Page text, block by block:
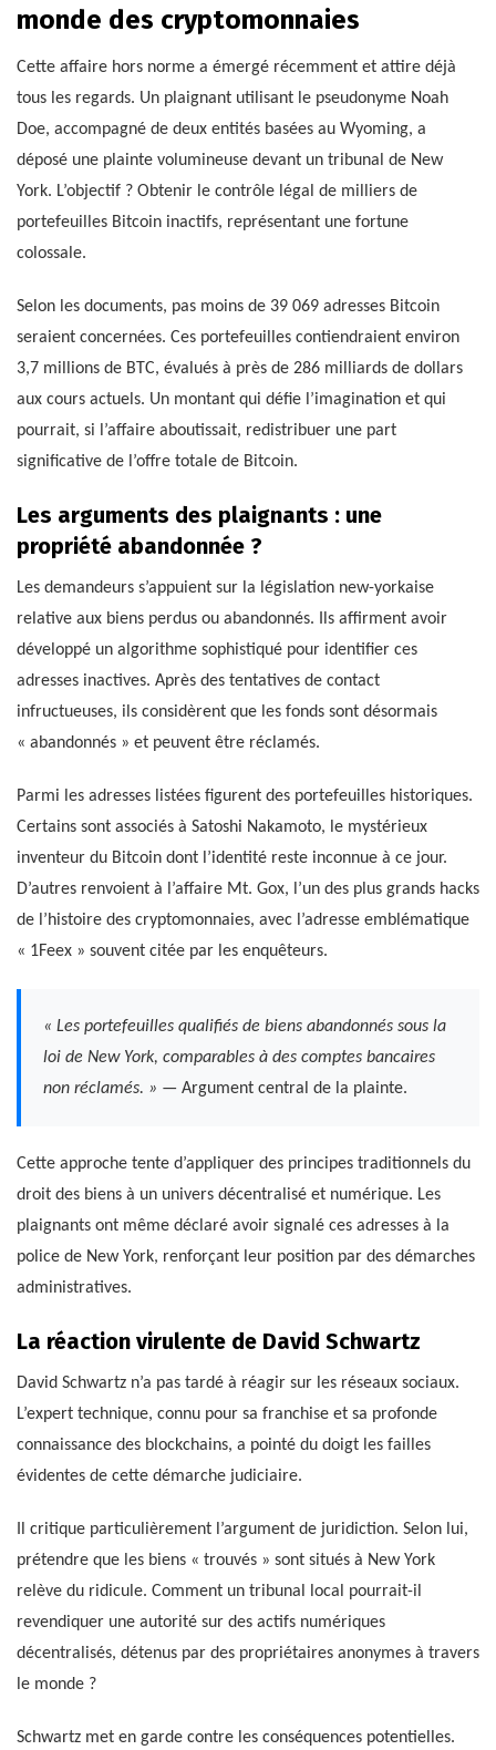
monde des cryptomonnaies
Cette affaire hors norme a émergé récemment et attire déjà
tous les regards. Un plaignant utilisant le pseudonyme Noah
Doe, accompagné de deux entités basées au Wyoming, a
déposé une plainte volumineuse devant un tribunal de New
York. L’objectif ? Obtenir le contrôle légal de milliers de
portefeuilles Bitcoin inactifs, représentant une fortune
colossale.
Selon les documents, pas moins de 39 069 adresses Bitcoin
seraient concernées. Ces portefeuilles contiendraient environ
3,7 millions de BTC, évalués à près de 286 milliards de dollars
aux cours actuels. Un montant qui défie l’imagination et qui
pourrait, si l’affaire aboutissait, redistribuer une part
significative de l’offre totale de Bitcoin.
Les arguments des plaignants : une
propriété abandonnée ?
Les demandeurs s’appuient sur la législation new-yorkaise
relative aux biens perdus ou abandonnés. Ils affirment avoir
développé un algorithme sophistiqué pour identifier ces
adresses inactives. Après des tentatives de contact
infructueuses, ils considèrent que les fonds sont désormais
« abandonnés » et peuvent être réclamés.
Parmi les adresses listées figurent des portefeuilles historiques.
Certains sont associés à Satoshi Nakamoto, le mystérieux
inventeur du Bitcoin dont l’identité reste inconnue à ce jour.
D’autres renvoient à l’affaire Mt. Gox, l’un des plus grands hacks
de l’histoire des cryptomonnaies, avec l’adresse emblématique
« 1Feex » souvent citée par les enquêteurs.
« Les portefeuilles qualifiés de biens abandonnés sous la
loi de New York, comparables à des comptes bancaires
non réclamés. » — Argument central de la plainte.
Cette approche tente d’appliquer des principes traditionnels du
droit des biens à un univers décentralisé et numérique. Les
plaignants ont même déclaré avoir signalé ces adresses à la
police de New York, renforçant leur position par des démarches
administratives.
La réaction virulente de David Schwartz
David Schwartz n’a pas tardé à réagir sur les réseaux sociaux.
L’expert technique, connu pour sa franchise et sa profonde
connaissance des blockchains, a pointé du doigt les failles
évidentes de cette démarche judiciaire.
Il critique particulièrement l’argument de juridiction. Selon lui,
prétendre que les biens « trouvés » sont situés à New York
relève du ridicule. Comment un tribunal local pourrait-il
revendiquer une autorité sur des actifs numériques
décentralisés, détenus par des propriétaires anonymes à travers
le monde ?
Schwartz met en garde contre les conséquences potentielles.